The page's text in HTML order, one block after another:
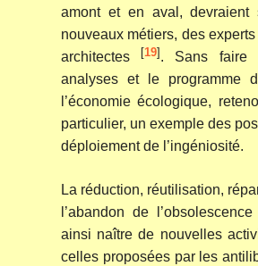
amont et en aval, devraient
nouveaux métiers, des
architectes [19]. Sans faire
analyses et le programme
l’économie écologique,
particulier, un exemple des
déploiement de l’ingéniosité.
La réduction, réutilisation,
l’abandon de
ainsi naître de nouvelles
celles proposées par les